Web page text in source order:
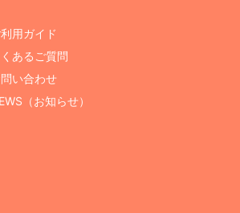
用ガイド
あるご質問
い合わせ
（お知らせ）